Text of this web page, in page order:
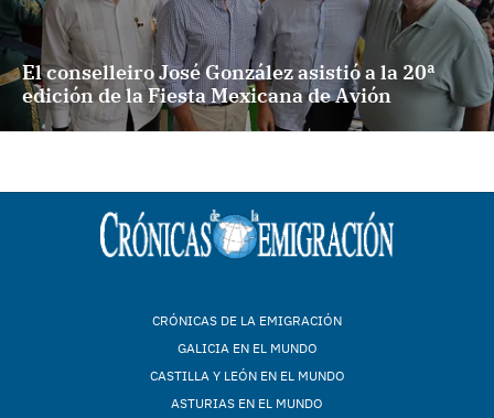
El conselleiro José González asistió a la 20ª
edición de la Fiesta Mexicana de Avión
CRÓNICAS DE LA EMIGRACIÓN
GALICIA EN EL MUNDO
CASTILLA Y LEÓN EN EL MUNDO
ASTURIAS EN EL MUNDO